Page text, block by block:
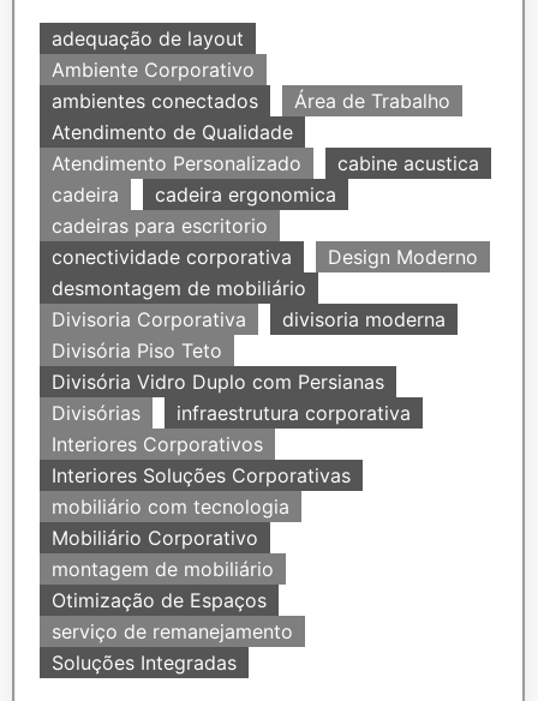
adequação de layout
Ambiente Corporativo
ambientes conectados
Área de Trabalho
Atendimento de Qualidade
Atendimento Personalizado
cabine acustica
cadeira
cadeira ergonomica
cadeiras para escritorio
conectividade corporativa
Design Moderno
desmontagem de mobiliário
Divisoria Corporativa
divisoria moderna
Divisória Piso Teto
Divisória Vidro Duplo com Persianas
Divisórias
infraestrutura corporativa
Interiores Corporativos
Interiores Soluções Corporativas
mobiliário com tecnologia
Mobiliário Corporativo
montagem de mobiliário
Otimização de Espaços
serviço de remanejamento
Soluções Integradas